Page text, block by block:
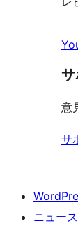
サ
意
サ
ニュース